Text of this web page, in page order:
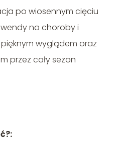
po wiosennym cięciu
na choroby i
wyglądem oraz
przez cały sezon